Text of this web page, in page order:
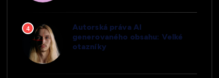
4
Autorská práva AI
generovaného obsahu: Velké
otazníky